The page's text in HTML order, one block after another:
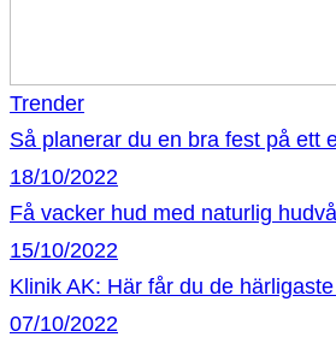
Trender
Så planerar du en bra fest på ett
18/10/2022
Få vacker hud med naturlig
15/10/2022
Klinik AK: Här får du de
07/10/2022